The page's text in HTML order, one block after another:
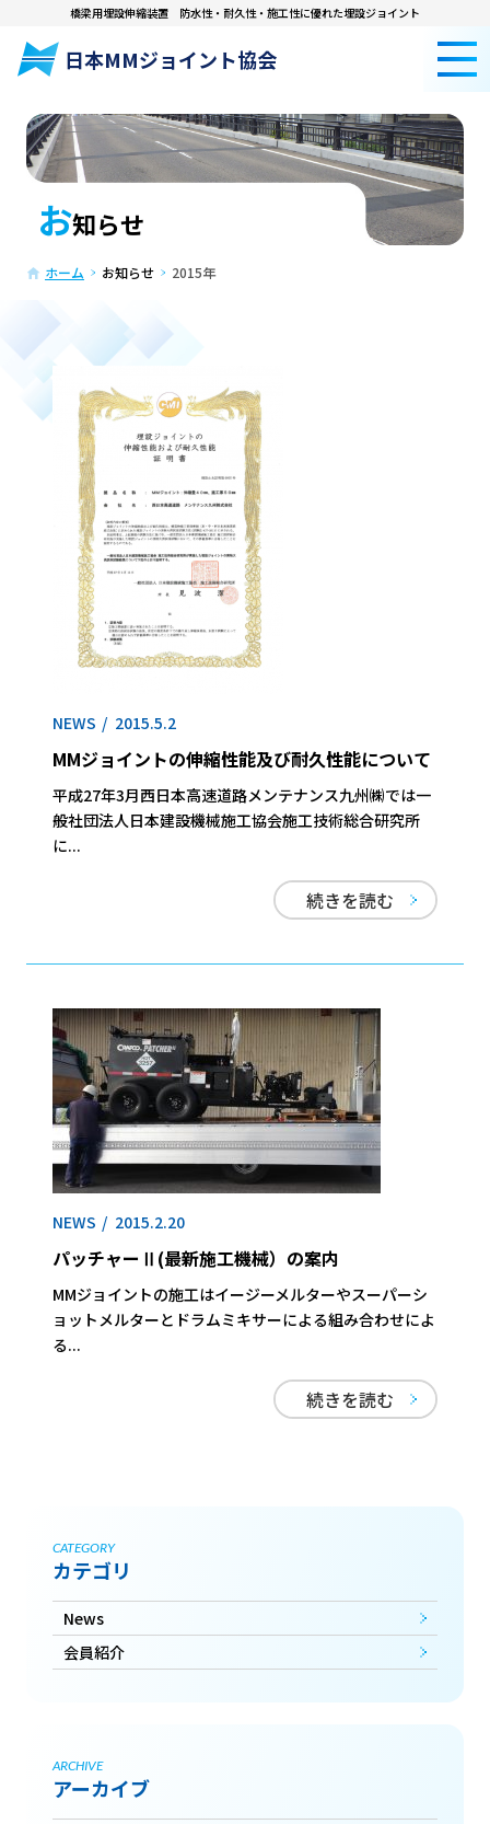
日本MMジョイント協会
橋梁用埋設伸縮装置 防水性・耐久性・施工性に優れた埋設ジョイント
お知らせ
ホーム お知らせ 2015年
CATEGORY
カテゴリ
News
会員紹介
ARCHIVE
アーカイブ
NEWS 2015.5.2
MMジョイントの伸縮性能及び耐久性能について
平成27年3月西日本高速道路メンテナンス九州㈱では一
般社団法人日本建設機械施工協会施工技術総合研究所
に...
続きを読む
NEWS 2015.2.20
パッチャーⅡ(最新施工機械）の案内
MMジョイントの施工はイージーメルターやスーパーシ
ョットメルターとドラムミキサーによる組み合わせによ
る...
続きを読む